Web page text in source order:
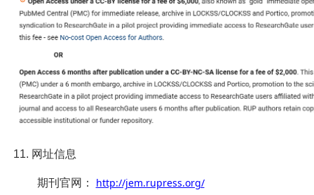
11. 网址信息
期刊官网： http://jem.rupress.org/